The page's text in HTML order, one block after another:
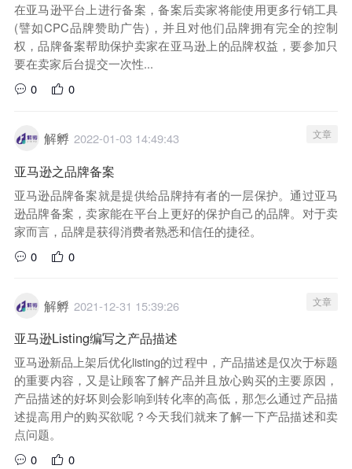
在亚马逊平台上进行备案，备案后卖家将能使用更多行销工具
(譬如CPC品牌赞助广告)，并且对他们品牌拥有完全的控制
权，品牌备案帮助保护卖家在亚马逊上的品牌权益，要参加只
要在卖家后台提交一次性...
0
0
解孵 2022-01-03 14:49:43 文章
亚马逊之品牌备案
亚马逊品牌备案就是提供给品牌持有者的一层保护。通过亚马
逊品牌备案，卖家能在平台上更好的保护自己的品牌。对于卖
家而言，品牌是获得消费者熟悉和信任的捷径。
0
0
解孵 2021-12-31 15:39:26 文章
亚马逊Listing编写之产品描述
亚马逊新品上架后优化listing的过程中，产品描述是仅次于标题
的重要内容，又是让顾客了解产品并且放心购买的主要原因，
产品描述的好坏则会影响到转化率的高低，那怎么通过产品描
述提高用户的购买欲呢？今天我们就来了解一下产品描述和卖
点问题。
0
0